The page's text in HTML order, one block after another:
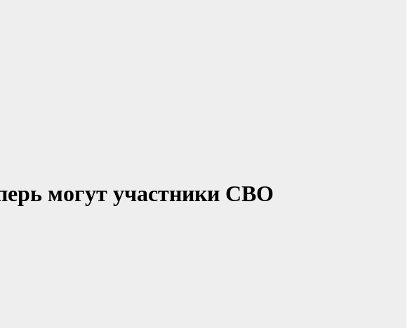
могут участники СВО